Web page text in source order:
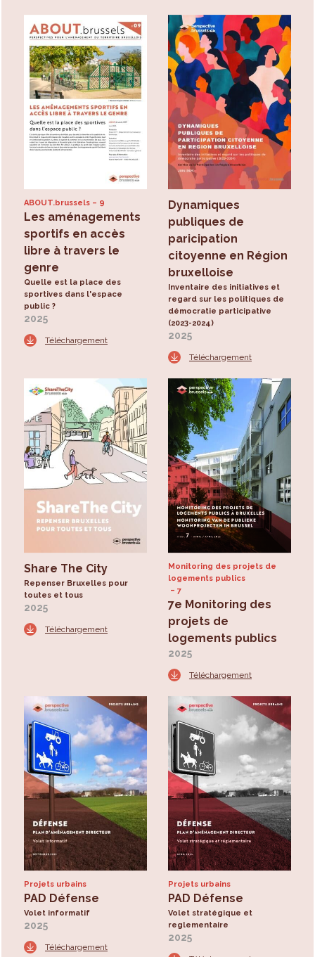
ABOUT.brussels 9
Les aménagements
sportifs en accès
libre à travers le
genre
Quelle est la place des
sportives dans l'espace
public ?
2025
Téléchargement
Dynamiques
publiques de
paricipation
citoyenne en Région
bruxelloise
Inventaire des initiatives et
regard sur les politiques de
démocratie participative
(2023-2024)
2025
Téléchargement
Share The City
Repenser Bruxelles pour
toutes et tous
2025
Téléchargement
Monitoring des projets de
logements publics
7
7e Monitoring des
projets de
logements publics
2025
Téléchargement
Projets urbains
PAD Défense
Volet informatif
2025
Téléchargement
Projets urbains
PAD Défense
Volet stratégique et
reglementaire
2025